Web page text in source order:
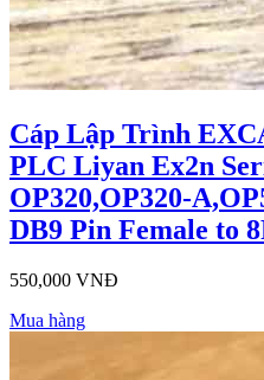
Cáp Lập Trình
PLC Liyan Ex2n
OP320,OP320-
DB9 Pin Female to
550,000 VNĐ
Mua hàng